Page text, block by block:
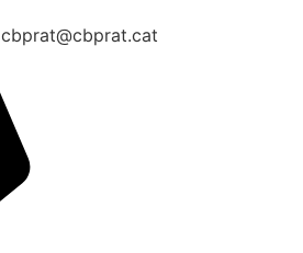
cbprat@cbprat.cat